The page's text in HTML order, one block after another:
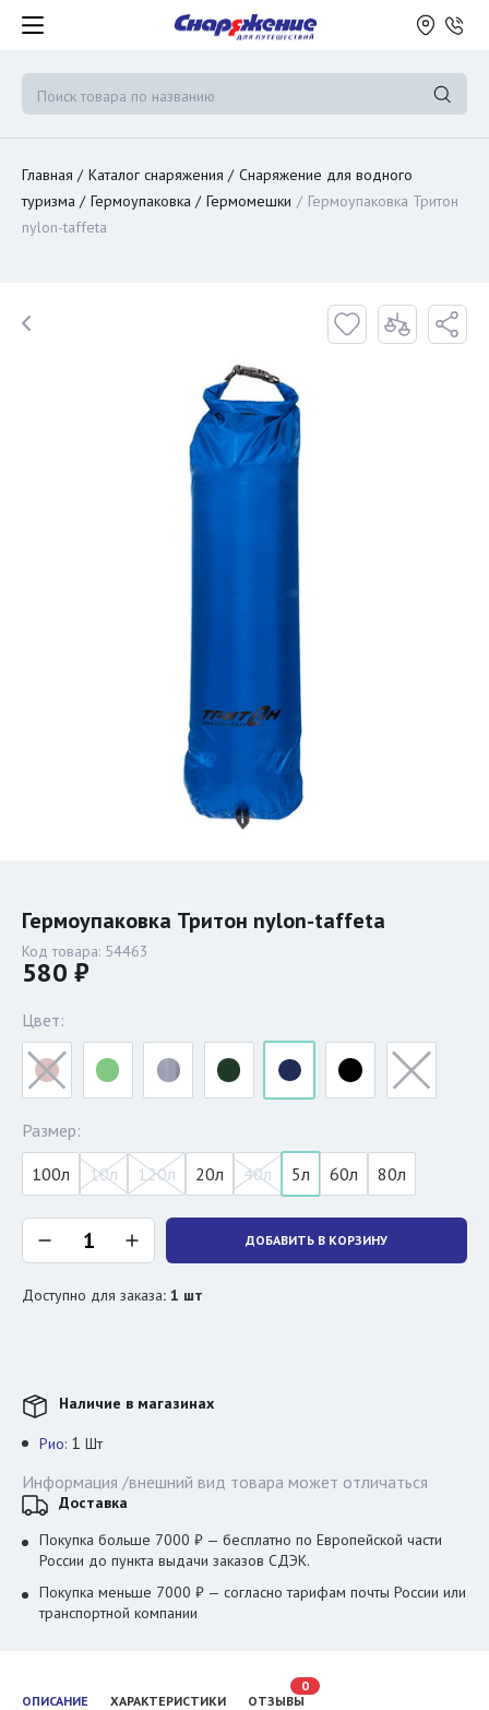
Главная Каталог снаряжения
Снаряжение для водного
туризма
Гермоупаковка Гермомешки
Гермоупаковка Тритон
nylon-taffeta
Гермоупаковка Тритон nylon-taffeta
Код товара: 54463
580 ₽
Цвет:
Размер:
100л
10л 120л 20л 40л 5л 60л 80л
ДОБАВИТЬ В КОРЗИНУ
Доступно для заказа: 1 шт
ОПИСАНИЕ ХАРАКТЕРИСТИКИ ОТЗЫВЫ
0
Наличие в магазинах
Рио: 1 Шт
Информация /внешний вид товара может отличаться
Доставка
Покупка больше 7000 ₽ — бесплатно по Европейской части
России до пункта выдачи заказов СДЭК.
Покупка меньше 7000 ₽ — согласно тарифам почты России или
транспортной компании